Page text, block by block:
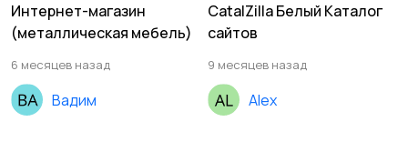
Интернет-магазин
(металлическая мебель)
6 месяцев назад
Вадим
CatalZilla Белый Каталог
сайтов
9 месяцев назад
Alex